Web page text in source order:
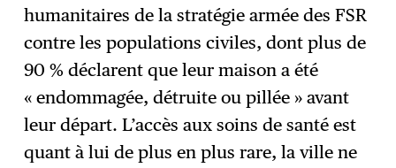
humanitaires de la stratégie armée des FSR
contre les populations civiles, dont plus de
90 % déclarent que leur maison a été
« endommagée, détruite ou pillée » avant
leur départ. L’accès aux soins de santé est
quant à lui de plus en plus rare, la ville ne